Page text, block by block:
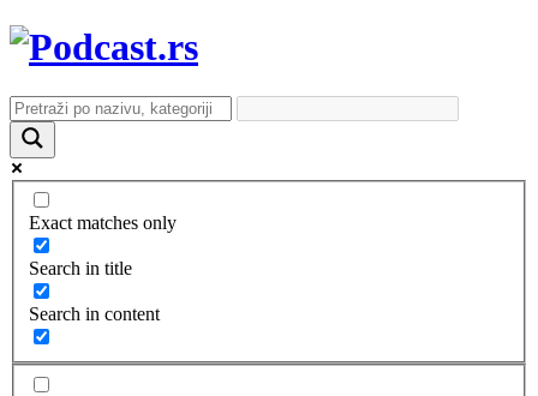
Exact matches only
Search in title
Search in content